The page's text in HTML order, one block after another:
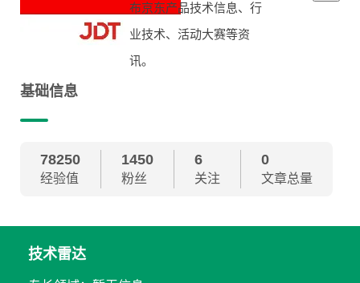
布京东产品技术信息、行
业技术、活动大赛等资
讯。
基础信息
78250
经验值
1450
粉丝
6
关注
0
文章总量
技术雷达